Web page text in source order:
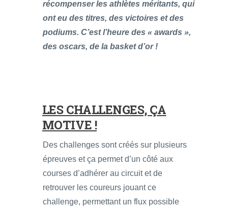
récompenser les athlètes méritants, qui
ont eu des titres, des victoires et des
podiums. C’est l’heure des « awards »,
des oscars, de la basket d’or !
LES CHALLENGES, ÇA
MOTIVE !
Des challenges sont créés sur plusieurs
épreuves et ça permet d’un côté aux
courses d’adhérer au circuit et de
retrouver les coureurs jouant ce
challenge, permettant un flux possible